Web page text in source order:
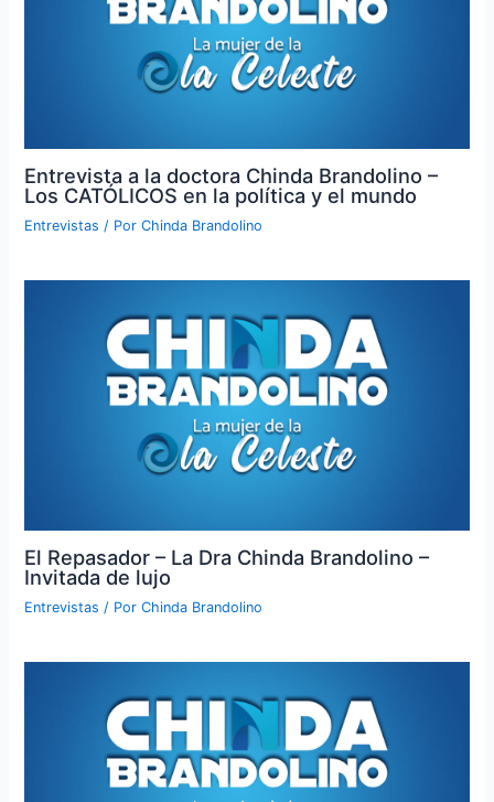
Entrevista a la doctora Chinda Brandolino –
Los CATÓLICOS en la política y el mundo
Entrevistas / PorChinda Brandolino
El Repasador – La Dra Chinda Brandolino –
Invitada de lujo
Entrevistas / PorChinda Brandolino